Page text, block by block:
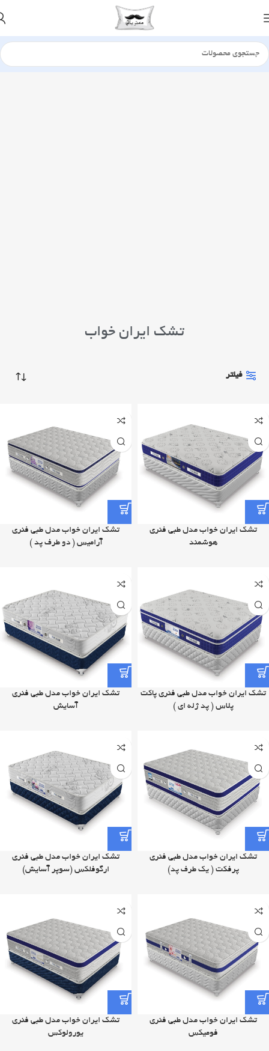
تشک ایران خواب
فیلتر
تشک ایران خواب مدل طبی فنری
هوشمند
تشک ایران خواب مدل طبی فنری
آرامیس ( دو طرف پد )
تشک ایران خواب مدل طبی فنری پاکت
پلاس ( پد ژله ای )
تشک ایران خواب مدل طبی فنری
آسایش
تشک ایران خواب مدل طبی فنری
پرفکت ( یک طرف پد)
تشک ایران خواب مدل طبی فنری
ارگوفلکس (سوپر آسایش)
تشک ایران خواب مدل طبی فنری
فومیکس
تشک ایران خواب مدل طبی فنری
یورولوکس